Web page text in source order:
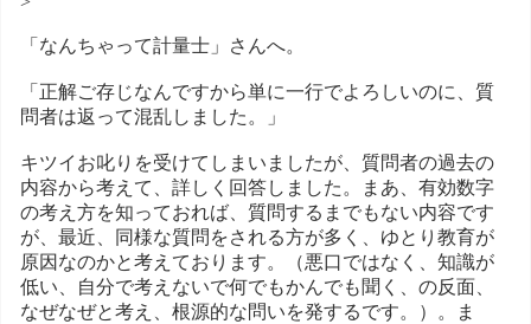
「なんちゃって計量士」さんへ。
「正解ご存じなんですから単に一行でよろしいのに、質
問者は返って混乱しました。」
キツイお叱りを受けてしまいましたが、質問者の過去の
内容から考えて、詳しく回答しました。まあ、有効数字
の考え方を知っておれば、質問するまでもない内容です
が、最近、同様な質問をされる方が多く、ゆとり教育が
原因なのかと考えております。（悪口ではなく、知識が
低い、自分で考えないで何でもかんでも聞く、の反面、
なぜなぜと考え、根源的な問いを発するです。）。ま